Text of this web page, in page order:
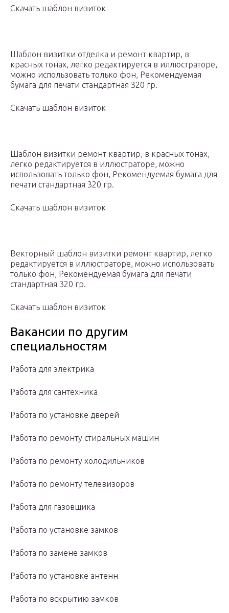
Скачать шаблон визиток
Шаблон визитки отделка и ремонт квартир, в
красных тонах, легко редактируется в иллюстраторе,
можно использовать только фон, Рекомендуемая
бумага для печати стандартная 320 гр.
Скачать шаблон визиток
Шаблон визитки ремонт квартир, в красных тонах,
легко редактируется в иллюстраторе, можно
использовать только фон, Рекомендуемая бумага для
печати стандартная 320 гр.
Скачать шаблон визиток
Векторный шаблон визитки ремонт квартир, легко
редактируется в иллюстраторе, можно использовать
только фон, Рекомендуемая бумага для печати
стандартная 320 гр.
Скачать шаблон визиток
Вакансии по другим
специальностям
Работа для электрика
Работа для сантехника
Работа по установке дверей
Работа по ремонту стиральных машин
Работа по ремонту холодильников
Работа по ремонту телевизоров
Работа для газовщика
Работа по установке замков
Работа по замене замков
Работа по установке антенн
Работа по вскрытию замков